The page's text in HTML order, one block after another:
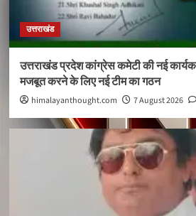
उत्तराखंड
उत्तराखंड प्रदेश कांग्रेस कमेटी की नई
मजबूत करने के लिए नई टीम का गठन
himalayanthought.com 7 August 2026